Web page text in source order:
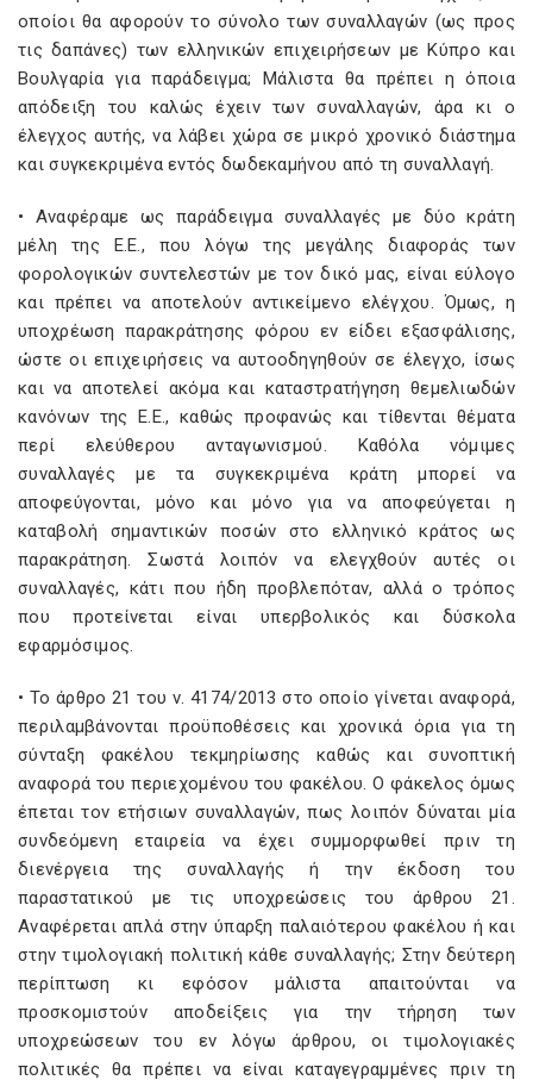
οποίοι θα αφορούν το σύνολο των συναλλαγών (ως προς
τις δαπάνες) των ελληνικών επιχειρήσεων με Κύπρο και
Βουλγαρία για παράδειγμα; Μάλιστα θα πρέπει η όποια
απόδειξη του καλώς έχειν των συναλλαγών, άρα κι ο
έλεγχος αυτής, να λάβει χώρα σε μικρό χρονικό διάστημα
και συγκεκριμένα εντός δωδεκαμήνου από τη συναλλαγή.
• Αναφέραμε ως παράδειγμα συναλλαγές με δύο κράτη
μέλη της Ε.Ε., που λόγω της μεγάλης διαφοράς των
φορολογικών συντελεστών με τον δικό μας, είναι εύλογο
και πρέπει να αποτελούν αντικείμενο ελέγχου. Όμως, η
υποχρέωση παρακράτησης φόρου εν είδει εξασφάλισης,
ώστε οι επιχειρήσεις να αυτοοδηγηθούν σε έλεγχο, ίσως
και να αποτελεί ακόμα και καταστρατήγηση θεμελιωδών
κανόνων της Ε.Ε., καθώς προφανώς και τίθενται θέματα
περί ελεύθερου ανταγωνισμού. Καθόλα νόμιμες
συναλλαγές με τα συγκεκριμένα κράτη μπορεί να
αποφεύγονται, μόνο και μόνο για να αποφεύγεται η
καταβολή σημαντικών ποσών στο ελληνικό κράτος ως
παρακράτηση. Σωστά λοιπόν να ελεγχθούν αυτές οι
συναλλαγές, κάτι που ήδη προβλεπόταν, αλλά ο τρόπος
που προτείνεται είναι υπερβολικός και δύσκολα
εφαρμόσιμος.
• Το άρθρο 21 του ν. 4174/2013 στο οποίο γίνεται αναφορά,
περιλαμβάνονται προϋποθέσεις και χρονικά όρια για τη
σύνταξη φακέλου τεκμηρίωσης καθώς και συνοπτική
αναφορά του περιεχομένου του φακέλου. Ο φάκελος όμως
έπεται τον ετήσιων συναλλαγών, πως λοιπόν δύναται μία
συνδεόμενη εταιρεία να έχει συμμορφωθεί πριν τη
διενέργεια της συναλλαγής ή την έκδοση του
παραστατικού με τις υποχρεώσεις του άρθρου 21.
Αναφέρεται απλά στην ύπαρξη παλαιότερου φακέλου ή και
στην τιμολογιακή πολιτική κάθε συναλλαγής; Στην δεύτερη
περίπτωση κι εφόσον μάλιστα απαιτούνται να
προσκομιστούν αποδείξεις για την τήρηση των
υποχρεώσεων του εν λόγω άρθρου, οι τιμολογιακές
πολιτικές θα πρέπει να είναι καταγεγραμμένες πριν τη